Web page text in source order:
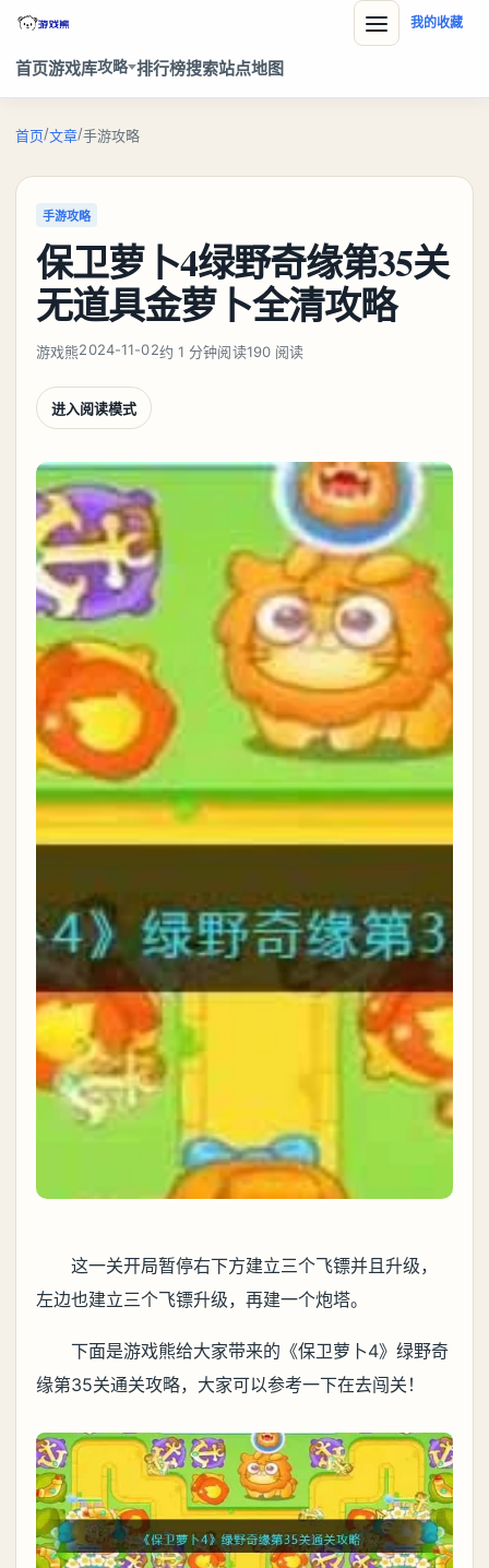
首页游戏库攻略 排行榜搜索站点地图
我的收藏
首页/文章/手游攻略
手游攻略
保卫萝卜4绿野奇缘第35关
无道具金萝卜全清攻略
游戏熊2024-11-02约 1 分钟阅读190 阅读
进入阅读模式
这一关开局暂停右下方建立三个飞镖并且升级，
左边也建立三个飞镖升级，再建一个炮塔。
下面是游戏熊给大家带来的《保卫萝卜4》绿野奇
缘第35关通关攻略，大家可以参考一下在去闯关！